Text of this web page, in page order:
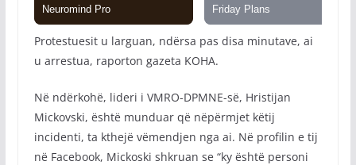
Protestuesit u larguan, ndërsa pas disa minutave, ai
u arrestua, raporton gazeta KOHA.
Në ndërkohë, lideri i VMRO-DPMNE-së, Hristijan
Mickovski, është munduar që nëpërmjet këtij
incidenti, ta kthejë vëmendjen nga ai. Në profilin e tij
në Facebook, Mickoski shkruan se “ky është personi